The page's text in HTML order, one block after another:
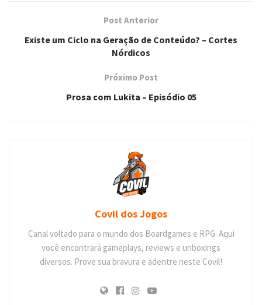
Post Anterior
Existe um Ciclo na Geração de Conteúdo? – Cortes
Nórdicos
Próximo Post
Prosa com Lukita – Episódio 05
Covil dos Jogos
Canal voltado para o mundo dos Boardgames e RPG. Aqui
você encontrará gameplays, reviews e unboxings
diversos. Prove sua bravura e adentre neste Covil!